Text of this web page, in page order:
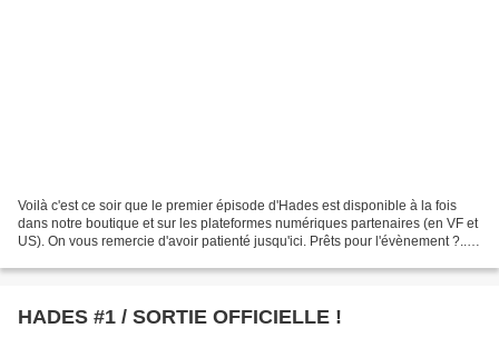
Voilà c'est ce soir que le premier épisode d'Hades est disponible à la fois
dans notre boutique et sur les plateformes numériques partenaires (en VF et
US). On vous remercie d'avoir patienté jusqu'ici. Prêts pour l'évènement ?...
HADES #1 / SORTIE OFFICIELLE !